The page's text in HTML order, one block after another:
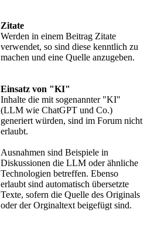
Zitate
Werden in einem Beitrag Zitate
verwendet, so sind diese kenntlich zu
machen und eine Quelle anzugeben.
Einsatz von "KI"
Inhalte die mit sogenannter "KI"
(LLM wie ChatGPT und Co.)
generiert würden, sind im Forum nicht
erlaubt.
Ausnahmen sind Beispiele in
Diskussionen die LLM oder ähnliche
Technologien betreffen. Ebenso
erlaubt sind automatisch übersetzte
Texte, sofern die Quelle des Originals
oder der Orginaltext beigefügt sind.